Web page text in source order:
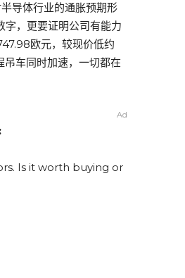
导体行业的通胀预期形
，更要证明公司有能力
欧元，较现价低约
车同时加速，一切都在
Ad
Is it worth buying or